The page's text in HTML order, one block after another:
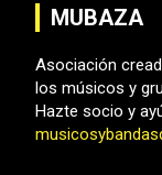
MUBAZA
Asociación
los músicos y
Hazte socio y